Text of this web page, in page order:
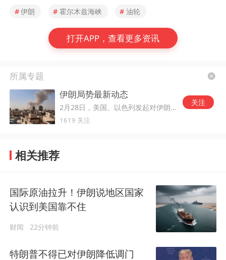
#伊朗 # 霍尔木兹海峡 # 油轮
打开APP，查看更多资讯
所属专题
伊朗局势最新动态
2月28日，美国、以色列发起对伊朗的军事打击。
1619 关注
关注
相关推荐
国际原油拉升！伊朗说地区国家
认识到美国靠不住
财闻 22分钟前
特朗普不得已对伊朗降低调门